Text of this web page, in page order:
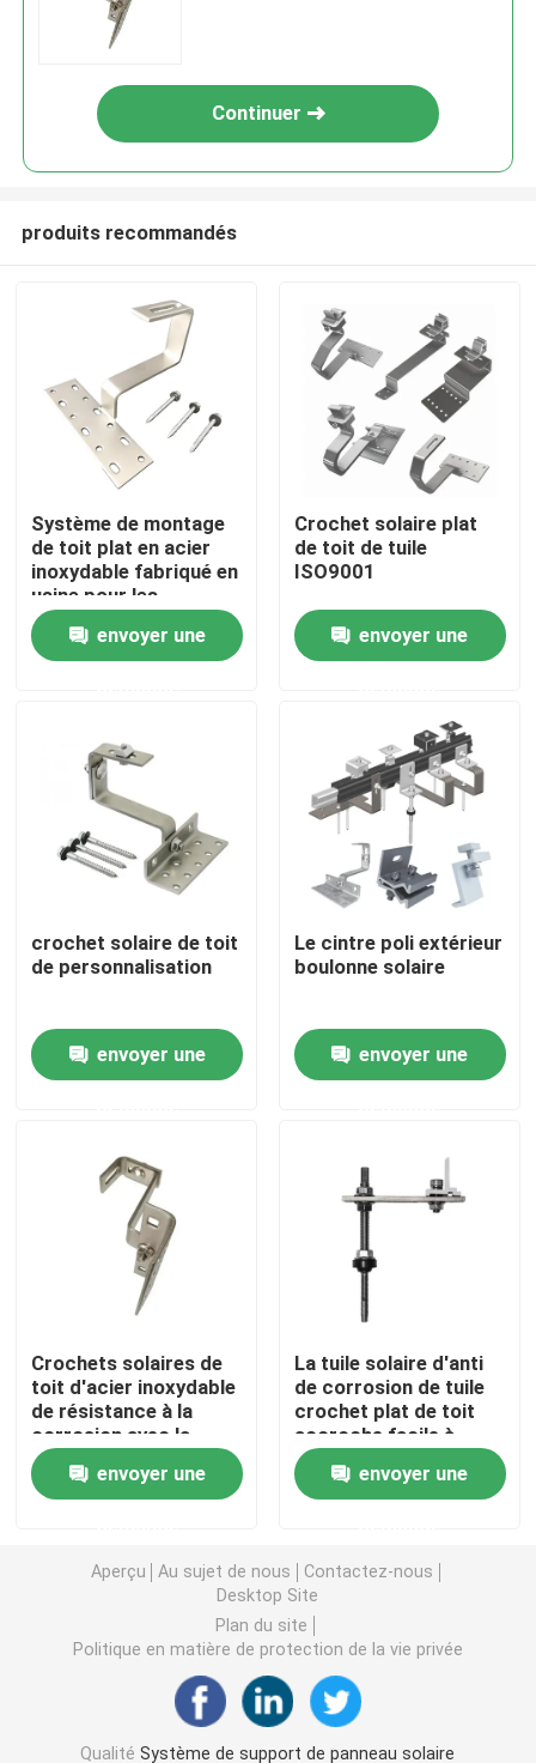
Maison
Produits
Au sujet de nous
Visite d'usine
Demandez une citation
Supports de panneau solaire
Pinces de montage pour panneaux solaires
Rails de montage de panneaux solaires
Mi bride de panneau solaire
Kit d'épissure de rail
Crochet de toit solaire
Continuer
produits recommandés
Système de montage
de toit plat en acier
inoxydable fabriqué en
usine pour les
panneaux solaires
pour le toit en ardoise
solaire
envoyer une
Crochet solaire plat
de toit de tuile
ISO9001
envoyer une
crochet solaire de toit
de personnalisation
envoyer une
Le cintre poli extérieur
boulonne solaire
envoyer une
Crochets solaires de
toit d'acier inoxydable
de résistance à la
corrosion avec la
charge de vent 60m/S
envoyer une
La tuile solaire d'anti
de corrosion de tuile
crochet plat de toit
accroche facile à
installer
envoyer une
Aperçu Au sujet de nous
Contactez-nous
Desktop Site
Plan du site
Politique en matière de protection de la vie privée
QualitéSystème de support de panneau solaire